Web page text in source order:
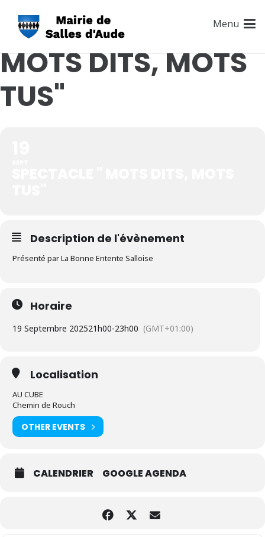
Menu
SPECTACLE "
MOTS DITS, MOTS
TUS"
Description de l'évènement
Présenté par La Bonne Entente Salloise
Horaire
19 Septembre 202521h00-23h00 (GMT+01:00)
Localisation
AU CUBE
Chemin de Rouch
OTHER EVENTS
CALENDRIER GOOGLE AGENDA